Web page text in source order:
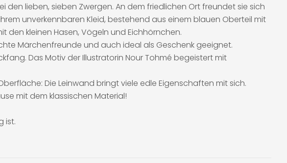
lieben, sieben Zwergen. An dem friedlichen Ort freundet sie sich
unverkennbaren Kleid, bestehend aus einem blauen Oberteil mit
den kleinen Hasen, Vögeln und Eichhörnchen.
Märchenfreunde und auch ideal als Geschenk geeignet.
Das Motiv der Illustratorin Nour Tohmé begeistert mit
Die Leinwand bringt viele edle Eigenschaften mit sich.
mit dem klassischen Material!
ist.